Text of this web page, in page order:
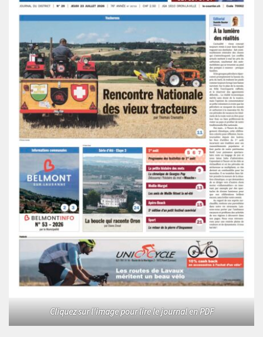
Cliquez sur l'image pour lire le journal en PDF